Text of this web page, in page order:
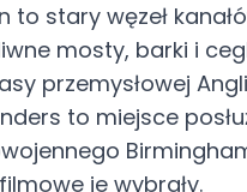
to stary węzeł
mosty, barki i
przemysłowej
to miejsce
je wybrały.